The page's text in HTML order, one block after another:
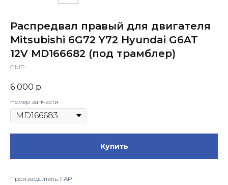
Распредвал правый для двигателя
Mitsubishi 6G72 Y72 Hyundai G6AT
12V MD166682 (под трамблер)
GMP
6 000 р.
Номер запчасти
Купить
Производитель: FAP